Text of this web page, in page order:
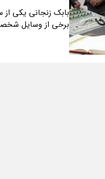
بابک زنجانی یکی
برخی از وسایل